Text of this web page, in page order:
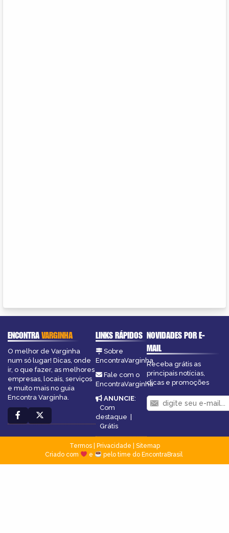
ENCONTRAVARGINHA
O melhor de Varginha
num só lugar! Dicas, onde
ir, o que fazer, as melhores
empresas, locais, serviços
e muito mais no guia
Encontra Varginha.
LINKS RÁPIDOS
Sobre
EncontraVarginha
Fale com o
EncontraVarginha
ANUNCIE:
Com
destaque |
Grátis
NOVIDADES POR E-
MAIL
Receba grátis as
principais notícias,
dicas e promoções
Termos| Privacidade
Sitemap
Criado com
e pelo time do EncontraBrasil